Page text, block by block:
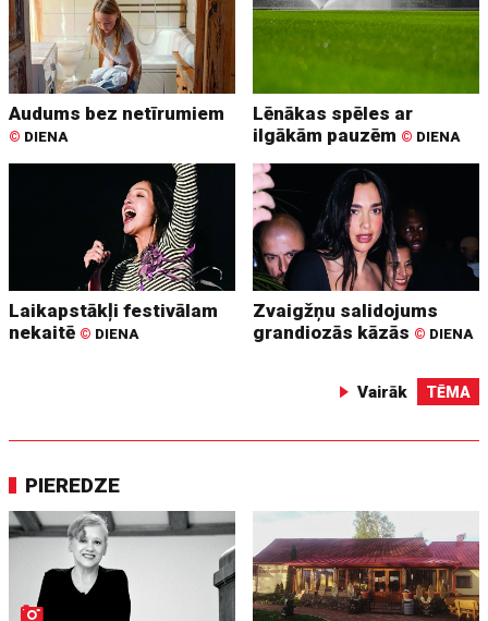
Audums bez netīrumiem
© DIENA
Lēnākas spēles ar
ilgākām pauzēm © DIENA
Laikapstākļi festivālam
nekaitē © DIENA
Zvaigžņu salidojums
grandiozās kāzās © DIENA
Vairāk TĒMA
PIEREDZE